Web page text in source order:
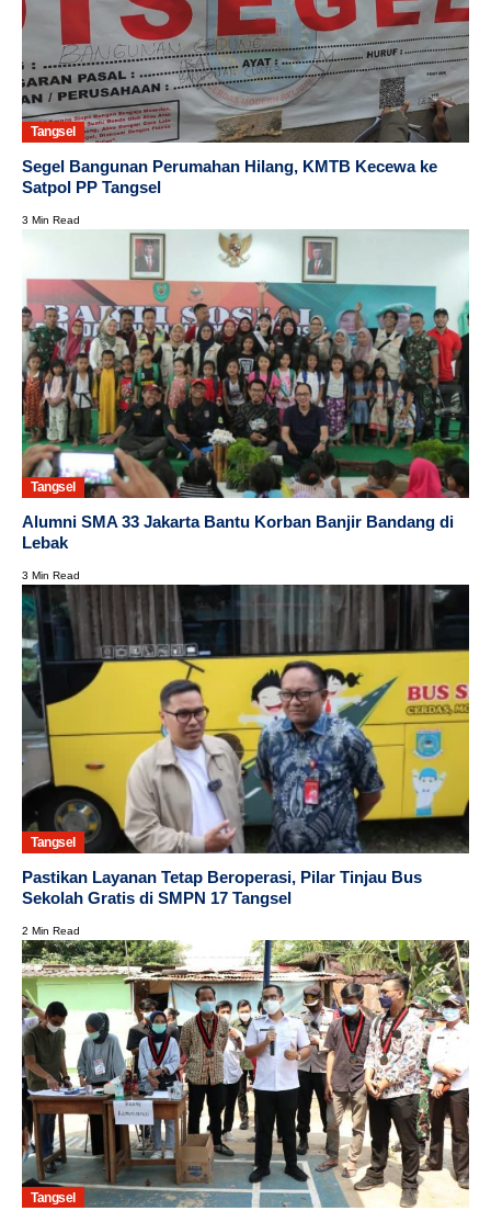
Tangsel
Segel Bangunan Perumahan Hilang, KMTB Kecewa ke
Satpol PP Tangsel
3 Min Read
Tangsel
Alumni SMA 33 Jakarta Bantu Korban Banjir Bandang di
Lebak
3 Min Read
Tangsel
Pastikan Layanan Tetap Beroperasi, Pilar Tinjau Bus
Sekolah Gratis di SMPN 17 Tangsel
2 Min Read
Tangsel